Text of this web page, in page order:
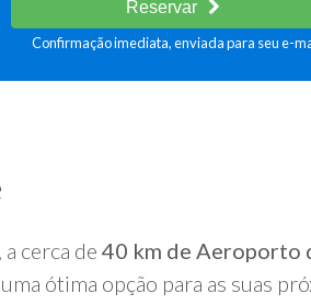
Reservar
Confirmação imediata, enviada para seu e-
cerca de 40 km de Aeroporto
ótima opção para as suas